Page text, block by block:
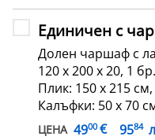
Единичен с
Долен чаршаф с
120 х 200 х 20, 1 бр.
Плик: 150 х 215
Калъфки: 50 х 70
ЦЕНА 4900 € 9584